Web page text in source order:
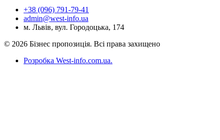
+38 (096) 791-79-41
admin@west-info.ua
м. Львів, вул. Городоцька, 174
© 2026 Бізнес пропозиція. Всі права захищено
Розробка West-info.com.ua.